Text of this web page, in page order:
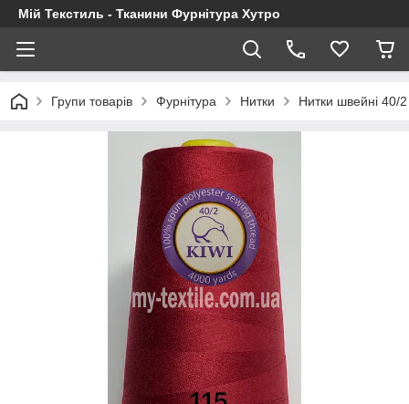
Мій Текстиль - Тканини Фурнітура Хутро
Групи товарів Фурнітура Нитки Нитки швейні 40/